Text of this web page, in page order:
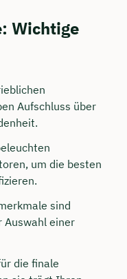
Wichtige
Aufschluss über
um die besten
sind
Auswahl einer
die finale